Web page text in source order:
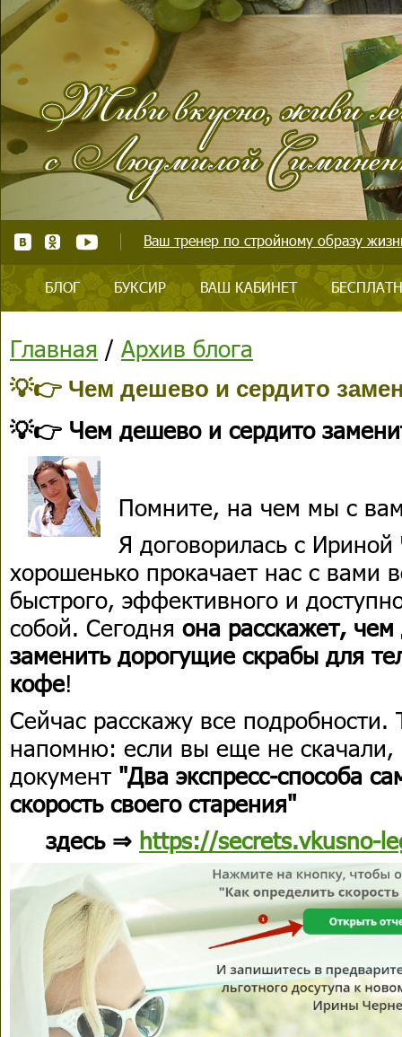
Ваш тренер по стройному образу
БЛОГ БУКСИР ВАШ КАБИНЕТ
Главная / Архив блога
💡👉 Чем дешево и сердито
💡👉 Чем дешево и сердито
Помните, на чем мы с
Я договорилась с
хорошенько прокачает нас с вами
быстрого, эффективного и
собой. Сегодня она расскажет,
заменить дорогущие скрабы для
кофе!
Сейчас расскажу все подробности.
напомню: если вы еще не скачали,
документ "Два экспресс-способа
скорость своего старения"
здесь ⇒ https://secrets.vkusno-